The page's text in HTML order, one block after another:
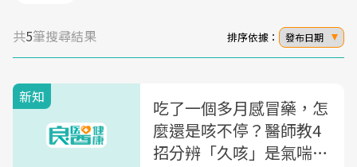
共5筆搜尋結果 排序依據： 發布日期
新知
吃了一個多月感冒藥，怎
麼還是咳不停？醫師教4
招分辨「久咳」是氣喘還